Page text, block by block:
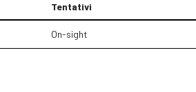
Tentativi
On-sight